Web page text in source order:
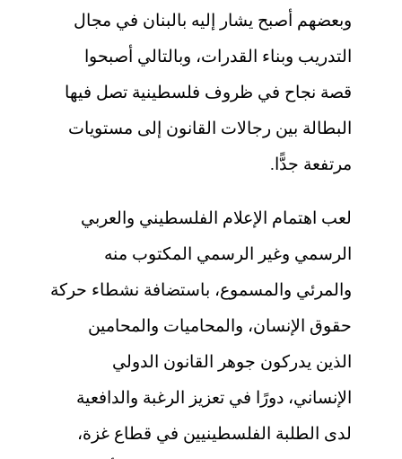
وبعضهم أصبح يشار إليه بالبنان في مجال
التدريب وبناء القدرات، وبالتالي أصبحوا
قصة نجاح في ظروف فلسطينية تصل فيها
البطالة بين رجالات القانون إلى مستويات
مرتفعة جدًّا.
لعب اهتمام الإعلام الفلسطيني والعربي
الرسمي وغير الرسمي المكتوب منه
والمرئي والمسموع، باستضافة نشطاء حركة
حقوق الإنسان، والمحاميات والمحامين
الذين يدركون جوهر القانون الدولي
الإنساني، دورًا في تعزيز الرغبة والدافعية
لدى الطلبة الفلسطينيين في قطاع غزة،